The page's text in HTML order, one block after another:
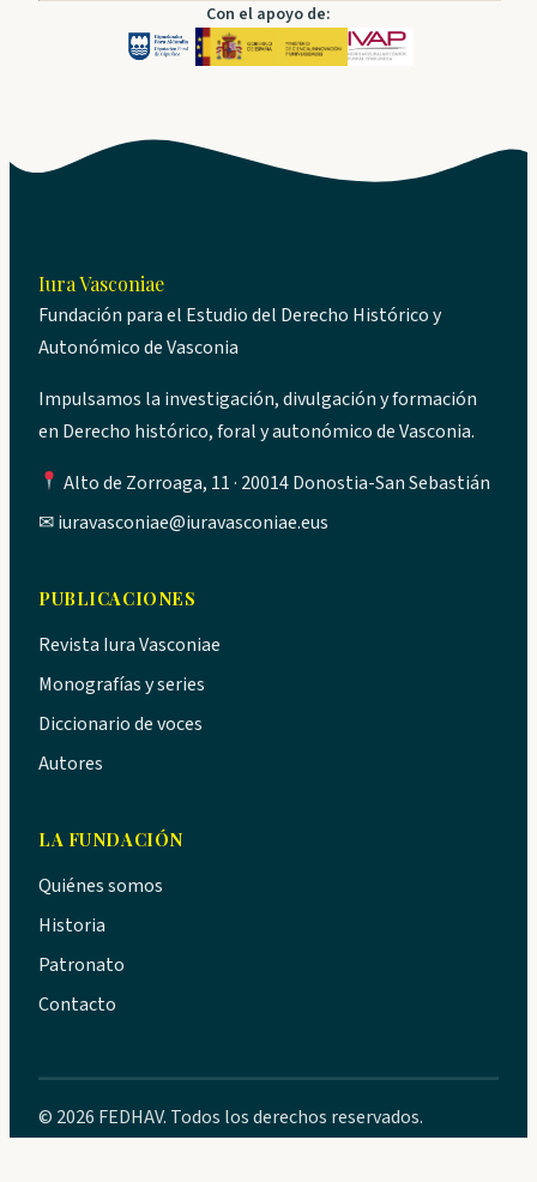
Con el apoyo de:
Iura Vasconiae
Fundación para el Estudio del Derecho Histórico y
Autonómico de Vasconia
Impulsamos la investigación, divulgación y formación
en Derecho histórico, foral y autonómico de Vasconia.
Alto de Zorroaga, 11 · 20014 Donostia-San Sebastián
✉iuravasconiae@iuravasconiae.eus
PUBLICACIONES
Revista Iura Vasconiae
Monografías y series
Diccionario de voces
Autores
LA FUNDACIÓN
Quiénes somos
Historia
Patronato
Contacto
© 2026 FEDHAV. Todos los derechos reservados.